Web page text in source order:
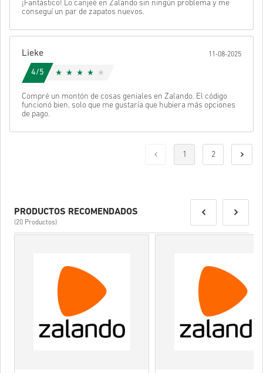
¡Fantástico! Lo canjeé en Zalando sin ningún problema y me
conseguí un par de zapatos nuevos.
Lieke 11-08-2025
4/5
Compré un montón de cosas geniales en Zalando. El código
funcionó bien, solo que me gustaría que hubiera más opciones
de pago.
1 2
PRODUCTOS RECOMENDADOS
(20 Productos)